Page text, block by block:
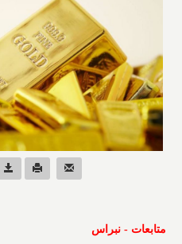
متابعات - نبراس